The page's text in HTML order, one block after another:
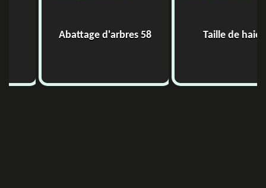
Abattage d'arbres 58 Taille de haie